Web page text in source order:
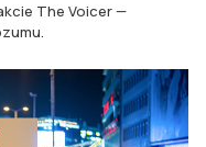
The Voicer —